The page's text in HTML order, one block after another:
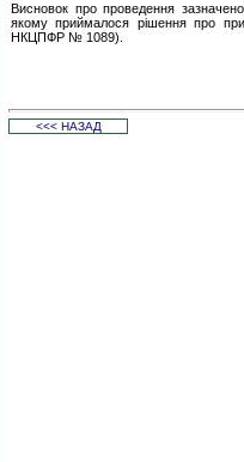
Висновок про проведення
якому приймалося рішення про
НКЦПФР № 1089).
<<< НАЗАД